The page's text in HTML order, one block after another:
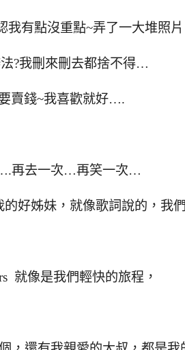
有點沒重點~弄了一大堆照片
?我刪來刪去都捨不得…
賣錢~我喜歡就好….
再去一次…再笑一次…
好姊妹，就像歌詞說的，我
就像是我們輕快的旅程，